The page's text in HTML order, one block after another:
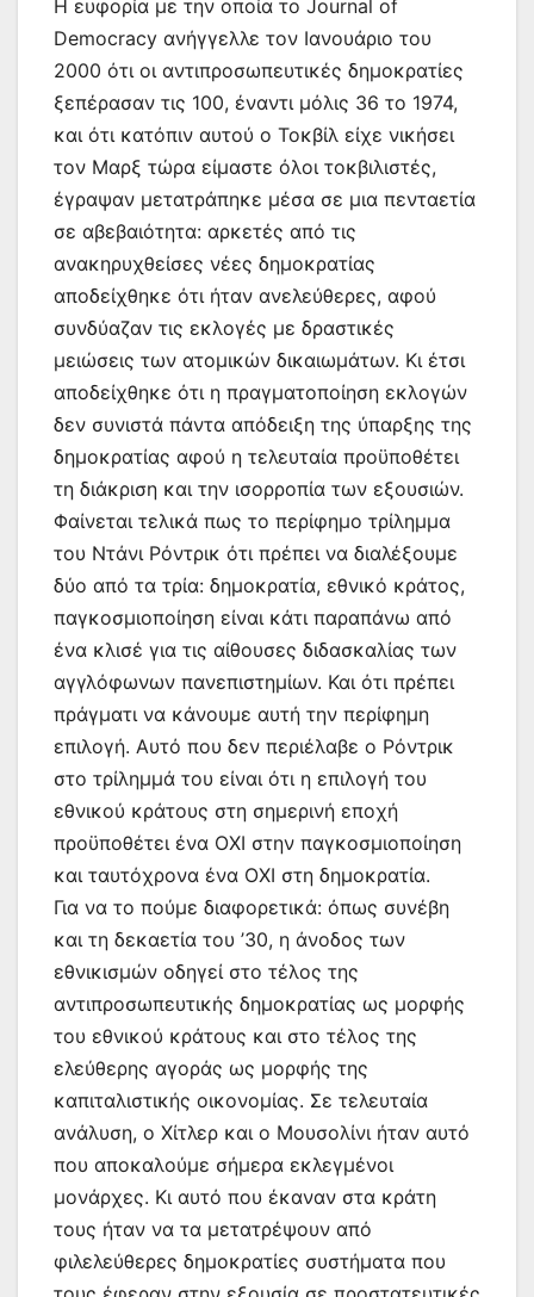
Η ευφορία με την οποία το Journal of
Democracy ανήγγελλε τον Ιανουάριο του
2000 ότι οι αντιπροσωπευτικές δημοκρατίες
ξεπέρασαν τις 100, έναντι μόλις 36 το 1974,
και ότι κατόπιν αυτού ο Τοκβίλ είχε νικήσει
τον Μαρξ τώρα είμαστε όλοι τοκβιλιστές,
έγραψαν μετατράπηκε μέσα σε μια πενταετία
σε αβεβαιότητα: αρκετές από τις
ανακηρυχθείσες νέες δημοκρατίας
αποδείχθηκε ότι ήταν ανελεύθερες, αφού
συνδύαζαν τις εκλογές με δραστικές
μειώσεις των ατομικών δικαιωμάτων. Κι έτσι
αποδείχθηκε ότι η πραγματοποίηση εκλογών
δεν συνιστά πάντα απόδειξη της ύπαρξης της
δημοκρατίας αφού η τελευταία προϋποθέτει
τη διάκριση και την ισορροπία των εξουσιών.
Φαίνεται τελικά πως το περίφημο τρίλημμα
του Ντάνι Ρόντρικ ότι πρέπει να διαλέξουμε
δύο από τα τρία: δημοκρατία, εθνικό κράτος,
παγκοσμιοποίηση είναι κάτι παραπάνω από
ένα κλισέ για τις αίθουσες διδασκαλίας των
αγγλόφωνων πανεπιστημίων. Και ότι πρέπει
πράγματι να κάνουμε αυτή την περίφημη
επιλογή. Αυτό που δεν περιέλαβε ο Ρόντρικ
στο τρίλημμά του είναι ότι η επιλογή του
εθνικού κράτους στη σημερινή εποχή
προϋποθέτει ένα ΟΧΙ στην παγκοσμιοποίηση
και ταυτόχρονα ένα ΟΧΙ στη δημοκρατία.
Για να το πούμε διαφορετικά: όπως συνέβη
και τη δεκαετία του ’30, η άνοδος των
εθνικισμών οδηγεί στο τέλος της
αντιπροσωπευτικής δημοκρατίας ως μορφής
του εθνικού κράτους και στο τέλος της
ελεύθερης αγοράς ως μορφής της
καπιταλιστικής οικονομίας. Σε τελευταία
ανάλυση, ο Χίτλερ και ο Μουσολίνι ήταν αυτό
που αποκαλούμε σήμερα εκλεγμένοι
μονάρχες. Κι αυτό που έκαναν στα κράτη
τους ήταν να τα μετατρέψουν από
φιλελεύθερες δημοκρατίες συστήματα που